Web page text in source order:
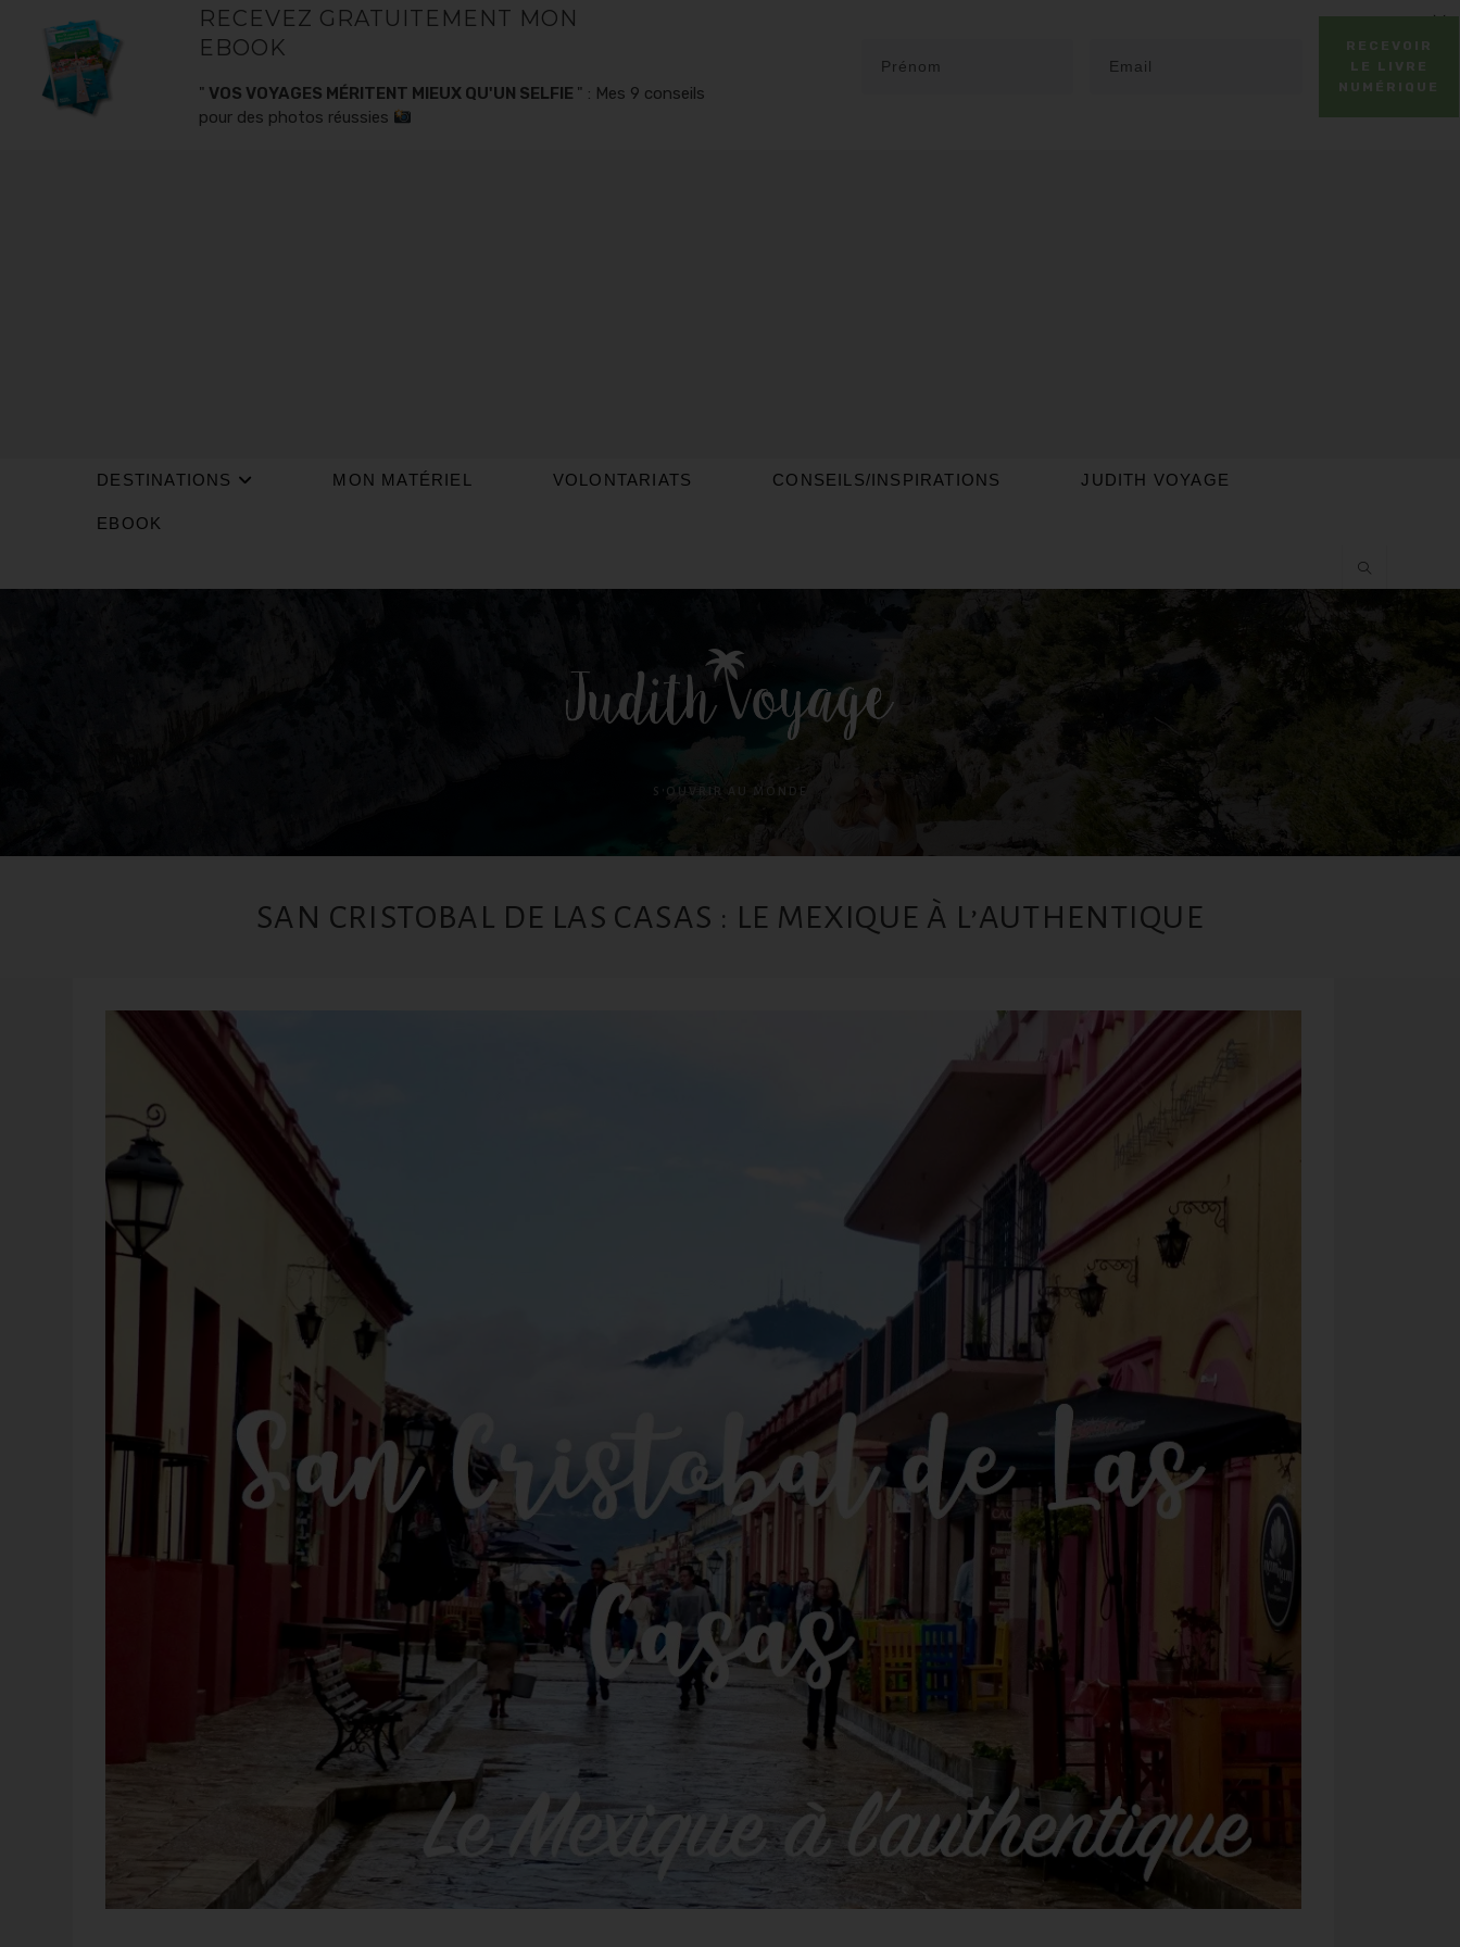
DESTINATIONS MON MATÉRIEL VOLONTARIATS CONSEILS/INSPIRATIONS JUDITH VOYAGE
EBOOK
S'OUVRIR AU MONDE
SAN CRISTOBAL DE LAS CASAS : LE MEXIQUE À L’AUTHENTIQUE
RECEVEZ GRATUITEMENT MON
EBOOK
" VOS VOYAGES MÉRITENT MIEUX QU'UN SELFIE " : Mes 9 conseils
pour des photos réussies
RECEVOIR
LE LIVRE
NUMÉRIQUE